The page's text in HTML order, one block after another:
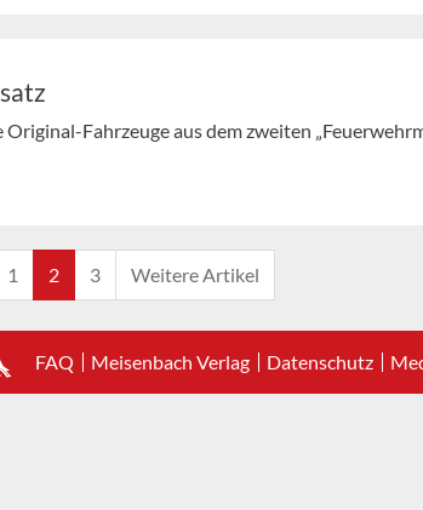
Original-Fahrzeuge aus dem zweiten
1 2 3 Weitere Artikel
FAQ Meisenbach Verlag Datenschutz